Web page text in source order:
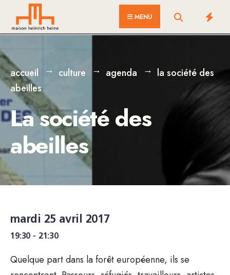
content
MENU
accueil culture agenda
la société des
abeilles
La société des
abeilles
mardi 25 avril 2017
19:30 - 21:30
Quelque part dans la forêt européenne, ils se